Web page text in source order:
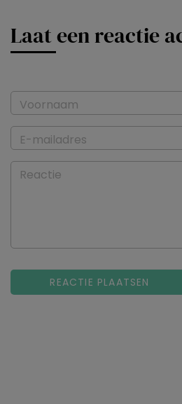
Laat een reactie
Voornaam
E-mailadres
Reactie